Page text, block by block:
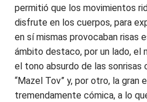
permitió que los movimientos
disfrute en los cuerpos, para
en sí mismas provocaban risas
ámbito destaco, por un lado, el
el tono absurdo de las sonrisas
“Mazel Tov” y, por otro, la gran
tremendamente cómica, a lo